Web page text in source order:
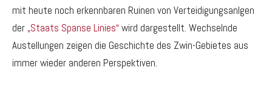
mit heute noch erkennbaren Ruinen von Verteidigungsanlgen
der „Staats Spanse Linies“ wird dargestellt. Wechselnde
Austellungen zeigen die Geschichte des Zwin-Gebietes aus
immer wieder anderen Perspektiven.